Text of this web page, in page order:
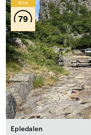
Wind
79
Epledalen